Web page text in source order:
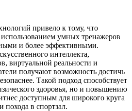
привело к тому, что
умных тренажеров
и более эффективными.
интеллекта,
виртуальной реальности и
получают возможность достичь
Такой подход способствует
здоровья, но и повышению
доступным для широкого круга
похода в спортзал.